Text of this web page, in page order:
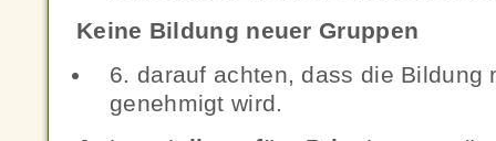
Keine Bildung neuer Gruppen
6. darauf achten, dass die Bildung
genehmigt wird.